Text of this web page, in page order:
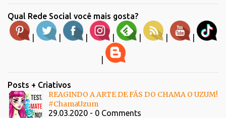
Qual Rede Social você mais gosta?
| | | | | | |
Posts + Criativos
REAGINDO A ARTE DE FÃS DO CHAMA O UZUM!
#ChamaUzum
29.03.2020 - 0 Comments